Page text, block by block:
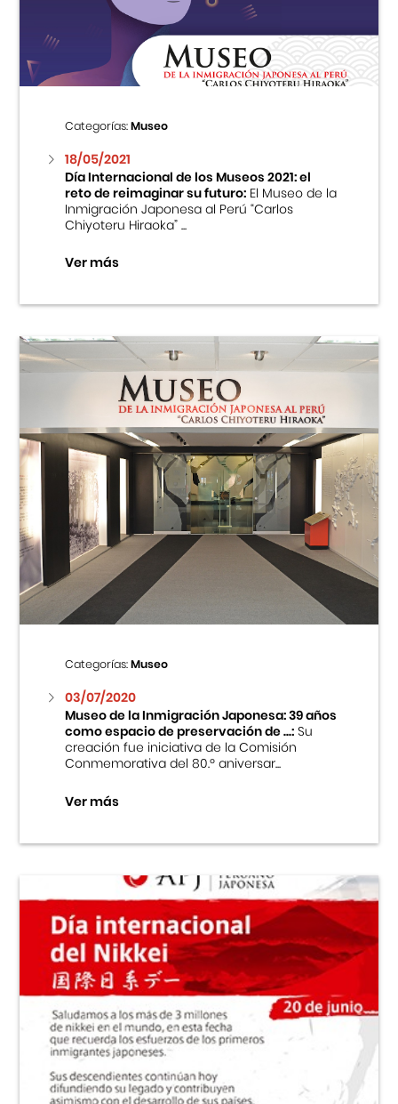
Centro Cultural Peruano Japonés
Cursos
Museo de la Inmigración Japonesa
Fondo Editorial
Teatro Peruano Japonés
Categorías:Museo
18/05/2021
Día Internacional de los Museos 2021: el
reto de reimaginar su futuro:El Museo de la
Inmigración Japonesa al Perú “Carlos
Chiyoteru Hiraoka” ...
Ver más
Categorías:Museo
03/07/2020
Museo de la Inmigración Japonesa: 39 años
como espacio de preservación de ...:Su
creación fue iniciativa de la Comisión
Conmemorativa del 80.º aniversar...
Ver más